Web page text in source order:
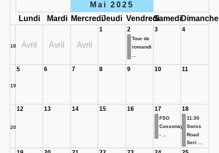
Mai 2025
Lundi
Mardi MercrediJeudi VendrediSamediDimanche
18 Avril Avril Avril
1 2
Tour de
romandi
3 4
19
5 6 7 8 9 10 11
20
12 13 14 15 16 17
FSG
Cossonay
- ...
18
11:30
Swiss
Road
Seri ...